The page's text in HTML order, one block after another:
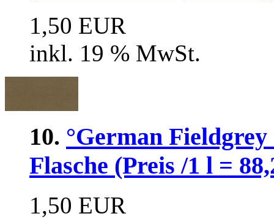
1,50 EUR
inkl. 19 % MwSt.
10. °German
Flasche (Preis /1 l =
1,50 EUR